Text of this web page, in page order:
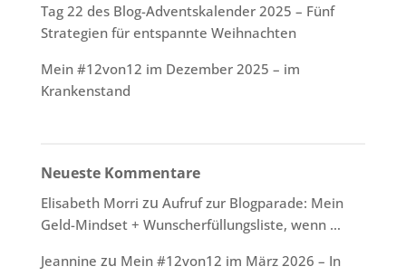
Tag 22 des Blog-Adventskalender 2025 – Fünf
Strategien für entspannte Weihnachten
Mein #12von12 im Dezember 2025 – im
Krankenstand
Neueste Kommentare
Elisabeth Morri zu Aufruf zur Blogparade: Mein
Geld-Mindset + Wunscherfüllungsliste, wenn …
Jeannine zu Mein #12von12 im März 2026 – In